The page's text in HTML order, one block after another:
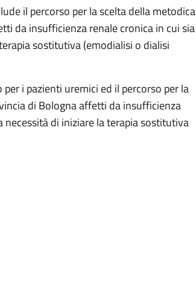
il percorso per la scelta della metodica
da insufficienza renale cronica in cui sia
sostitutiva (emodialisi o dialisi
i pazienti uremici ed il percorso per la
di Bologna affetti da insufficienza
di iniziare la terapia sostitutiva